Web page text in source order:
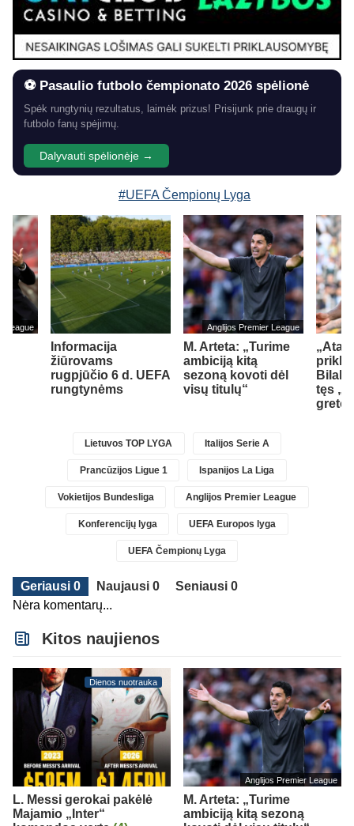
⚽ Pasaulio futbolo čempionato 2026 spėlionė
Spėk rungtynių rezultatus, laimėk prizus! Prisijunk prie draugų ir
futbolo fanų spėjimų.
Dalyvauti spėlionėje →
#UEFA Čempionų Lyga
League
Informacija
žiūrovams
rugpjūčio 6 d. UEFA
rungtynėms
Anglijos Premier League
M. Arteta: „Turime
ambiciją kitą
sezoną kovoti dėl
visų titulų“
Bilal
tęs
Lietuvos TOP LYGA Italijos Serie A
Prancūzijos Ligue 1 Ispanijos La Liga
Vokietijos Bundesliga Anglijos Premier League
Konferencijų lyga UEFA Europos lyga
UEFA Čempionų Lyga
Geriausi 0 Naujausi 0
Seniausi 0
Nėra komentarų...
Kitos naujienos
Dienos nuotrauka
L. Messi gerokai pakėlė
Majamio „Inter“
Anglijos Premier League
M. Arteta: „Turime
ambiciją kitą sezoną